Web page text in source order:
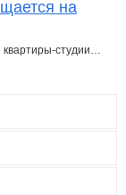
на
квартиры-студии…